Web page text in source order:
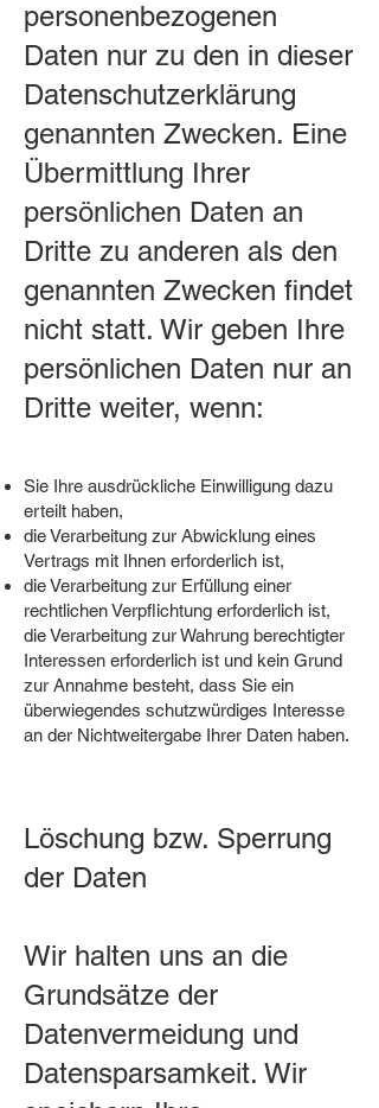
personenbezogenen
Daten nur zu den in dieser
Datenschutzerklärung
genannten Zwecken. Eine
Übermittlung Ihrer
persönlichen Daten an
Dritte zu anderen als den
genannten Zwecken findet
nicht statt. Wir geben Ihre
persönlichen Daten nur an
Dritte weiter, wenn:
Sie Ihre ausdrückliche Einwilligung dazu
erteilt haben,
die Verarbeitung zur Abwicklung eines
Vertrags mit Ihnen erforderlich ist,
die Verarbeitung zur Erfüllung einer
rechtlichen Verpflichtung erforderlich ist,
die Verarbeitung zur Wahrung berechtigter
Interessen erforderlich ist und kein Grund
zur Annahme besteht, dass Sie ein
überwiegendes schutzwürdiges Interesse
an der Nichtweitergabe Ihrer Daten haben.
Löschung bzw. Sperrung
der Daten
Wir halten uns an die
Grundsätze der
Datenvermeidung und
Datensparsamkeit. Wir